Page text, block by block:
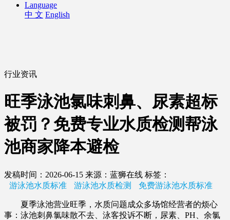
Language
中 文 English
行业资讯
旺季泳池氯味刺鼻、尿素超标
被罚？免费专业水质检测帮泳
池商家降本避检
发稿时间：2026-06-15 来源：蓝狮在线 标签：
游泳池水质标准
游泳池水质检测 免费游泳池水质标准
夏季泳池营业旺季，水质问题成众多场馆经营者的烦心
事：泳池刺鼻氯味散不去、泳客投诉不断，尿素、PH、余氯